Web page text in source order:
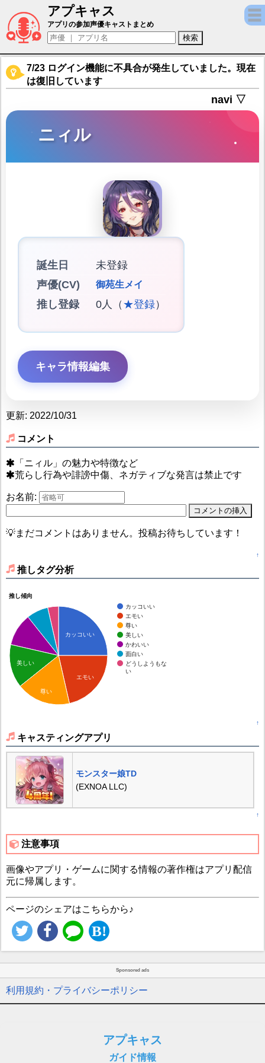
アプキャス
ニィル（声優：御苑生メイ)【モンスター娘
アプリの参加声優キャストまとめ
7/23 ログイン機能に不具合が発生していました。現在
は復旧しています
navi ▽
ニィル
誕生日
未登録
声優(CV)
御苑生メイ
推し登録 0人（ ★登録）
キャラ情報編集
更新: 2022/10/31
コメント
「ニィル」の魅力や特徴など
荒らし行為や誹謗中傷、ネガティブな発言は禁止です
お名前:
💡まだコメントはありません。投稿お待ちしています！
↑
推しタグ分析
推し傾向
カッコいい
エモい
尊い
美しい
かわいい
面白い
どうしようもな
い
カッコいい
エモい
美しい
尊い
↑
キャスティングアプリ
モンスター娘TD
(EXNOA LLC)
↑
注意事項
画像やアプリ・ゲームに関する情報の著作権はアプリ配信
元に帰属します。
ページのシェアはこちらから♪
Sponsored ads
利用規約・プライバシーポリシー
アプキャス
ガイド情報